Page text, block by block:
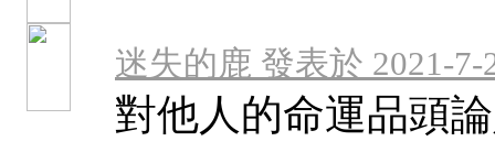
迷失的鹿 發表於 2021-7-
對他人的命運品頭